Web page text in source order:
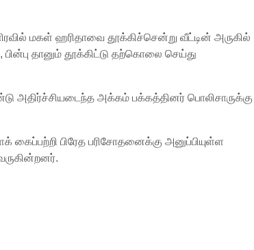
மகள் ஹரிதாவை தூக்கிச்சென்று வீட்டின் அருகில்
தானும் தூக்கிட்டு தற்கொலை செய்து
அதிர்ச்சியடைந்த அக்கம் பக்கத்தினர் பொலிசாருக்கு
பிரேத பரிசோதனைக்கு அனுப்பியுள்ள